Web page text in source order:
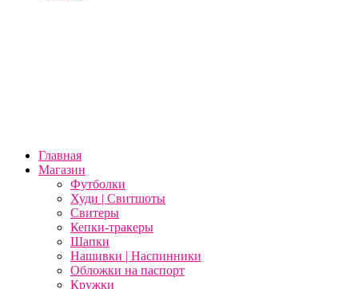
Главная
Магазин
Футболки
Худи | Свитшоты
Свитеры
Кепки-тракеры
Шапки
Нашивки | Наспинники
Обложки на паспорт
Кружки